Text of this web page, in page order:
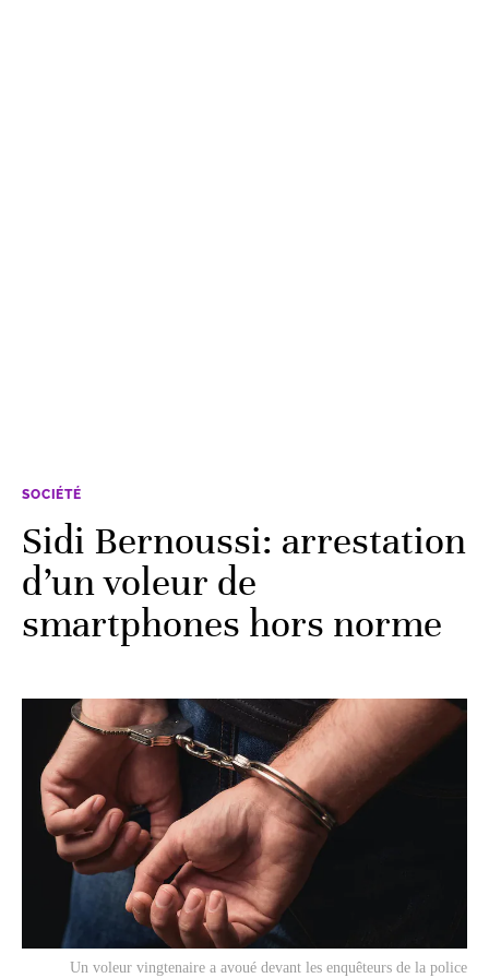
SOCIÉTÉ
Sidi Bernoussi: arrestation
d’un voleur de
smartphones hors norme
Un voleur vingtenaire a avoué devant les enquêteurs de la police